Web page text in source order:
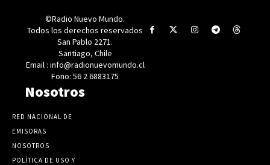
©Radio Nuevo Mundo.
Todos los derechos reservados
San Pablo 2271.
Santiago, Chile
Email : info@radionuevomundo.cl
Fono: 56 2 6883175
Nosotros
RED NACIONAL DE
EMISORAS
NOSOTROS
POLÍTICA DE USO Y